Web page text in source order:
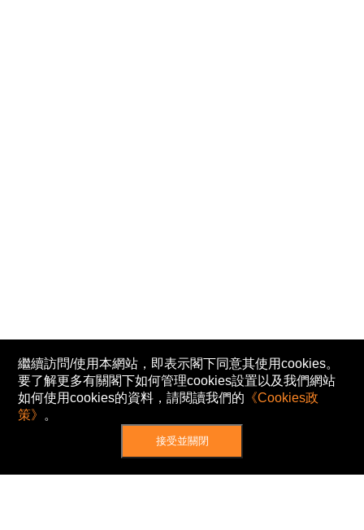
繼續訪問/使用本網站，即表示閣下同意其使用cookies。
要了解更多有關閣下如何管理cookies設置以及我們網站
如何使用cookies的資料，請閱讀我們的 《Cookies政
策》 。
接受並關閉